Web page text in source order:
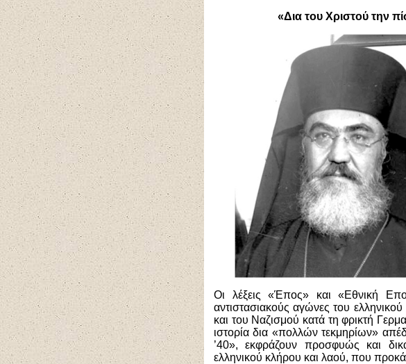
«Δια του Χριστού την
Οι λέξεις «Έπος» και «Εθνική
αντιστασιακούς αγώνες του
και του Ναζισμού κατά τη φρικτή
ιστορία δια «πολλών τεκμηρίων»
’40», εκφράζουν προσφυώς και
ελληνικού κλήρου και λαού, που